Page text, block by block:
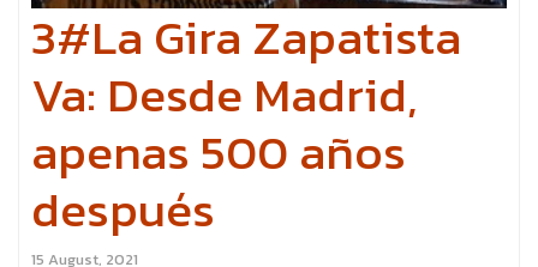
3#La Gira Zapatista
Va: Desde Madrid,
apenas 500 años
después
15 August, 2021